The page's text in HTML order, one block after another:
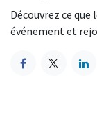
Découvrez ce
événement et